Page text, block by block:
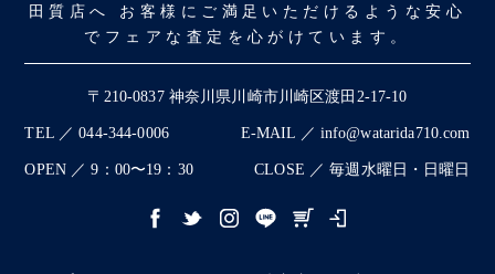
田質店へ お客様にご満足いただけるような安心
でフェアな査定を心がけています。
〒210-0837 神奈川県川崎市川崎区渡田2-17-10
TEL ／ 044-344-0006 E-MAIL ／ info@watarida710.com
OPEN ／ 9：00〜19：30 CLOSE ／ 毎週水曜日・日曜日